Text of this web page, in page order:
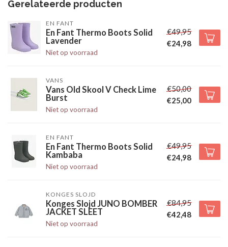
Gerelateerde producten
EN FANT
En Fant Thermo Boots Solid
Lavender
Niet op voorraad
€49,95
€24,98
VANS
Vans Old Skool V Check Lime
Burst
Niet op voorraad
€50,00
€25,00
EN FANT
En Fant Thermo Boots Solid
Kambaba
Niet op voorraad
€49,95
€24,98
KONGES SLOJD
Konges Slojd JUNO BOMBER
JACKET SLEET
Niet op voorraad
€84,95
€42,48